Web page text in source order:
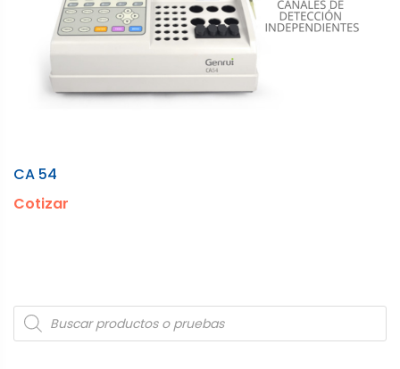
CA 54
Cotizar
Products
search